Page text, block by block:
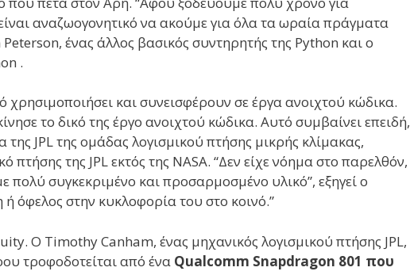
αναζωογονητικό να ακούμε για όλα τα ωραία πράγματα
ένας άλλος βασικός συντηρητής της Python και ο
.
και συνεισφέρουν σε έργα ανοιχτού κώδικα.
το δικό της έργο ανοιχτού κώδικα. Αυτό συμβαίνει επειδή,
JPL της ομάδας λογισμικού πτήσης μικρής κλίμακας,
πτήσης της JPL εκτός της NASA. “Δεν είχε νόημα στο παρελθόν,
πολύ συγκεκριμένο και προσαρμοσμένο υλικό”, εξηγεί ο
όφελος στην κυκλοφορία του στο κοινό.”
Ο Timothy Canham, ένας μηχανικός λογισμικού πτήσης JPL,
τροφοδοτείται από ένα Qualcomm Snapdragon 801 που